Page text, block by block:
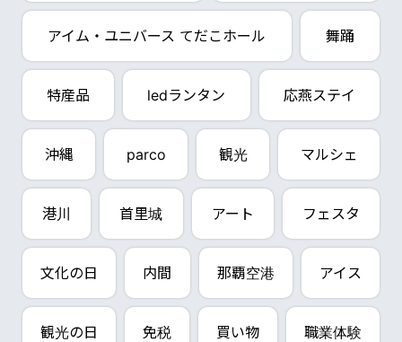
アイム・ユニバース てだこホール 舞踊
特産品 ledランタン 応燕ステイ
沖縄 parco 観光 マルシェ
港川 首里城 アート フェスタ
文化の日 内間 那覇空港 アイス
観光の日 免税 買い物 職業体験